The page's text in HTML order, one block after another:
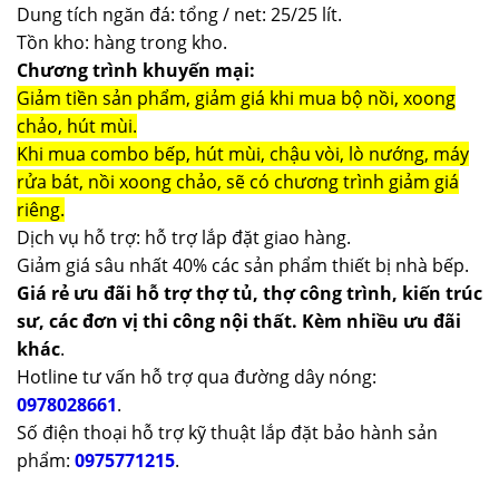
Dung tích ngăn đá: tổng / net: 25/25 lít.
Tồn kho: hàng trong kho.
Chương trình khuyến mại:
Giảm tiền sản phẩm, giảm giá khi mua bộ nồi, xoong
chảo, hút mùi.
Khi mua combo bếp, hút mùi, chậu vòi, lò nướng, máy
rửa bát, nồi xoong chảo, sẽ có chương trình giảm giá
riêng.
Dịch vụ hỗ trợ: hỗ trợ lắp đặt giao hàng.
Giảm giá sâu nhất 40% các sản phẩm thiết bị nhà bếp.
Giá rẻ ưu đãi hỗ trợ thợ tủ, thợ công trình, kiến trúc
sư, các đơn vị thi công nội thất. Kèm nhiều ưu đãi
khác.
Hotline tư vấn hỗ trợ qua đường dây nóng:
0978028661.
Số điện thoại hỗ trợ kỹ thuật lắp đặt bảo hành sản
phẩm: 0975771215.